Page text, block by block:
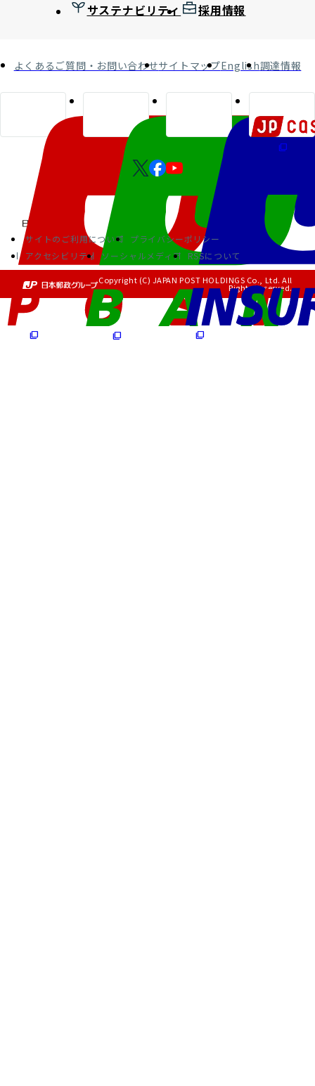
サステナビリティ 採用情報
よくあるご質問・お問い合わせサイトマップEnglish調達情報
サイトのご利用について
プライバシーポリシー
アクセシビリティ
ソーシャルメディア RSSについて
Copyright (C) JAPAN POST HOLDINGS Co., Ltd. All
Rights Reserved.